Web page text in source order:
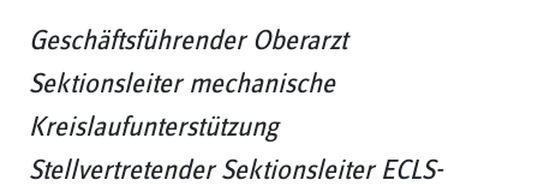
Geschäftsführender Oberarzt
Sektionsleiter mechanische
Kreislaufunterstützung
Stellvertretender Sektionsleiter ECLS-